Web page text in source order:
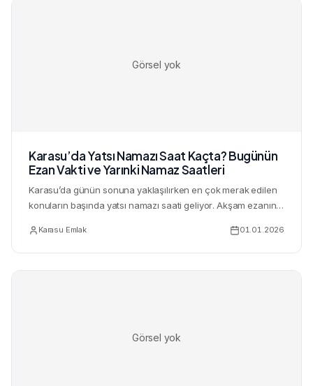
Görsel yok
Karasu’da Yatsı Namazı Saat Kaçta? Bugünün
Ezan Vakti ve Yarınki Namaz Saatleri
Karasu’da günün sonuna yaklaşılırken en çok merak edilen
konuların başında yatsı namazı saati geliyor. Akşam ezanının
Karasu Emlak 01.01.2026
Görsel yok